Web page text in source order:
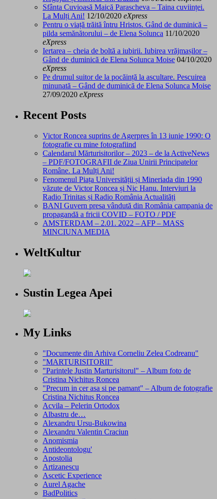
Sfânta Cuvioasă Maică Parascheva – Taina cuviinței.
La Mulți Ani! 12/10/2020 eXpress
Pentru o viață trăită întru Hristos. Gând de duminică –
pilda semănătorului – de Elena Solunca 11/10/2020
eXpress
Iertarea – cheia de boltă a iubirii. Iubirea vrăjmașilor –
Gând de duminică de Elena Solunca Moise 04/10/2020
eXpress
Pe drumul suitor de la pocăință la ascultare. Pescuirea
minunată – Gând de duminică de Elena Solunca Moise
27/09/2020 eXpress
Recent Posts
Victor Roncea suprins de Agerpres în 13 iunie 1990: O
fotografie cu mine fotografiind
Calendarul Mărturisitorilor – 2023 – de la ActiveNews
– PDF/FOTOGRAFII de Ziua Unirii Principatelor
Române. La Mulți Ani!
Fenomenul Piața Universității și Mineriada din 1990
văzute de Victor Roncea și Nic Hanu. Interviuri la
Radio Trinitas și Radio România Actualități
BANI Guvern presa vândută din România campania de
propagandă a fricii COVID – FOTO / PDF
AMSTERDAM – 2.01. 2022 – AFP – MASS
MINCIUNA MEDIA
WeltKultur
Sustin Legea Apei
My Links
"Documente din Arhiva Corneliu Zelea Codreanu"
"MARTURISITORII"
"Parintele Justin Marturisitorul" – Album foto de
Cristina Nichitus Roncea
"Precum in cer asa si pe pamant" – Album de fotografie
Cristina Nichitus Roncea
Acvila – Pelerin Ortodox
Albastru de…
Alexandru Ursu-Bukowina
Alexandru Valentin Craciun
Anomismia
Antideontologu'
Apostolia
Artizanescu
Ascetic Experience
Aurel Agache
BadPolitics